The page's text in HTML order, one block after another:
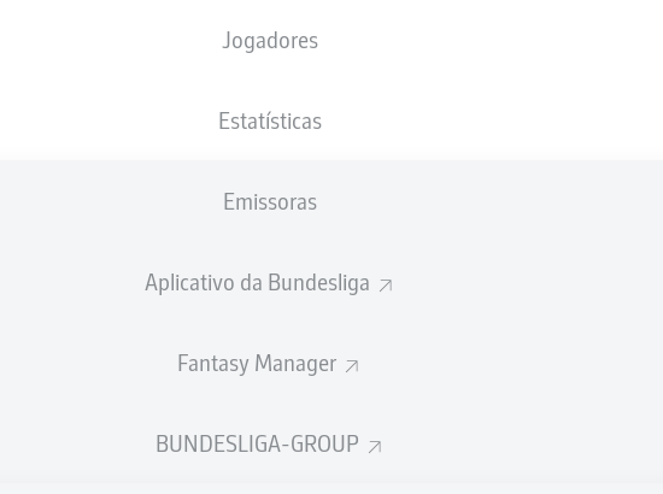
Jogadores
Estatísticas
Emissoras
Aplicativo da Bundesliga
Fantasy Manager
BUNDESLIGA-GROUP
09.03.1995
DA TEMPORADA 2021/2022